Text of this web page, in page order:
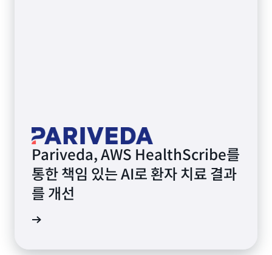
Pariveda, AWS HealthScribe를
통한 책임 있는 AI로 환자 치료 결과
를 개선